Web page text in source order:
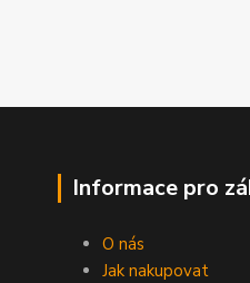
Informace pro
O nás
Jak nakupovat